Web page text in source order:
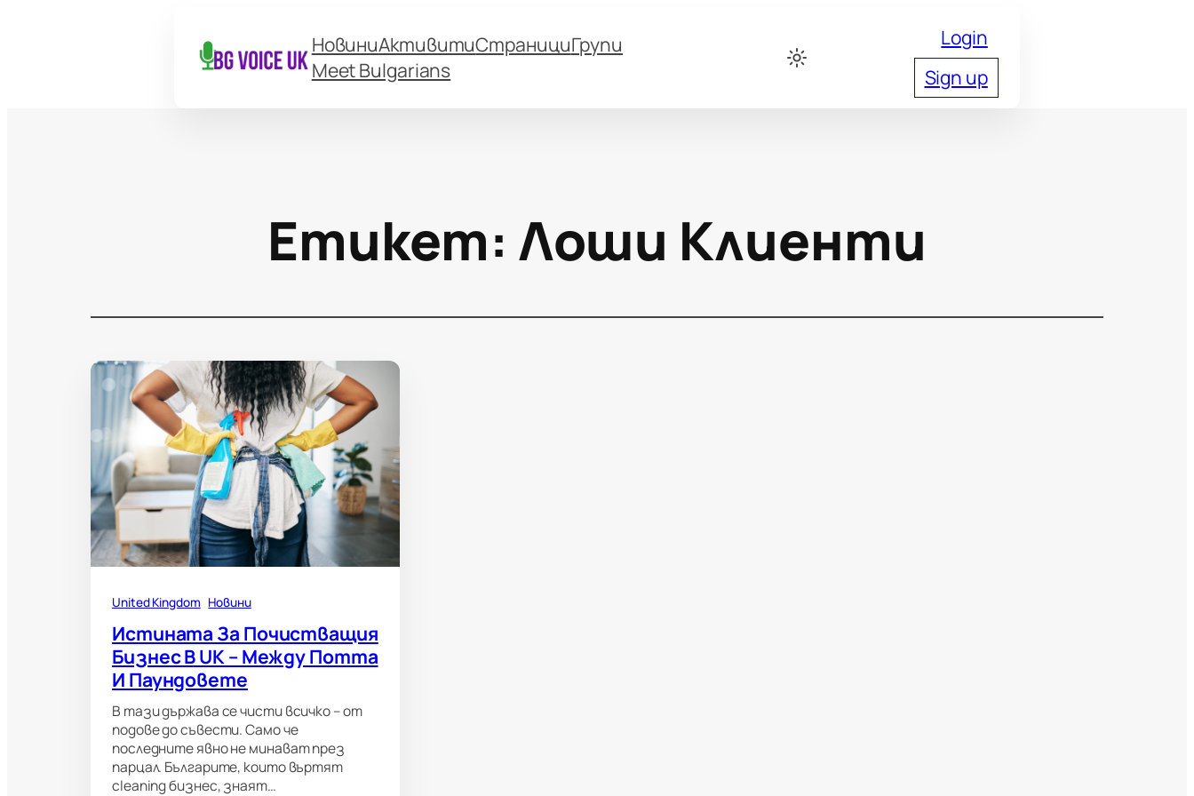
НовиниАктивитиСтранициГрупи
Meet Bulgarians
Login
Sign up
Етикет: Лоши Клиенти
United Kingdom Новини
Истината За Почистващия
Бизнес В UK – Между Потта
И Паундовете
В тази държава се чисти всичко – от
подове до съвести. Само че
последните явно не минават през
парцал. Българите, които въртят
cleaning бизнес, знаят…